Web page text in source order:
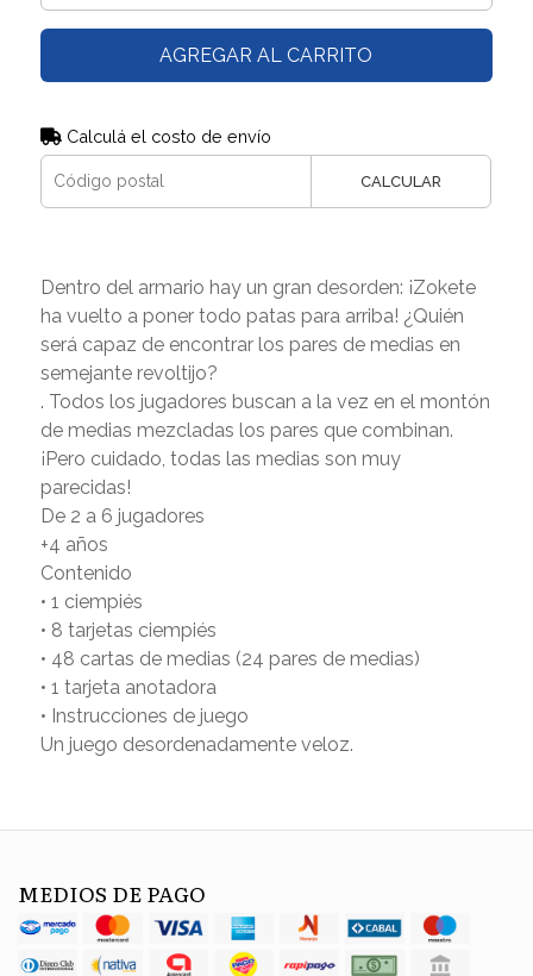
AGREGAR AL CARRITO
Calculá el costo de envío
CALCULAR
Dentro del armario hay un gran desorden: ¡Zokete
ha vuelto a poner todo patas para arriba! ¿Quién
será capaz de encontrar los pares de medias en
semejante revoltijo?
. Todos los jugadores buscan a la vez en el montón
de medias mezcladas los pares que combinan.
¡Pero cuidado, todas las medias son muy
parecidas!
De 2 a 6 jugadores
+4 años
Contenido
• 1 ciempiés
• 8 tarjetas ciempiés
• 48 cartas de medias (24 pares de medias)
• 1 tarjeta anotadora
• Instrucciones de juego
Un juego desordenadamente veloz.
MEDIOS DE PAGO